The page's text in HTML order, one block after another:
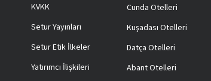
KVKK
Setur Yayınları
Setur Etik İlkeler
Yatırımcı İlişkileri
Cunda Otelleri
Kuşadası Otelleri
Datça Otelleri
Abant Otelleri